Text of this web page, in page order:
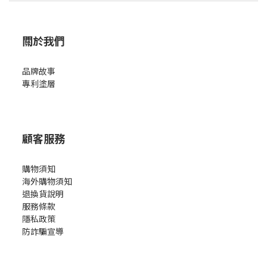
關於我們
品牌故事
專利塗層
顧客服務
購物須知
海外購物須知
退換貨說明
服務條款
隱私政策
防詐騙宣導